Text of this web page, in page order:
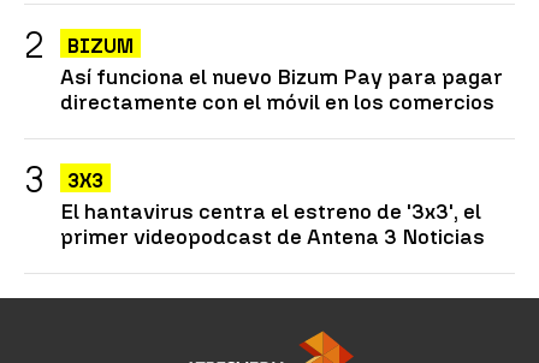
BIZUM
Así funciona el nuevo Bizum Pay para pagar
directamente con el móvil en los comercios
3X3
El hantavirus centra el estreno de '3x3', el
primer videopodcast de Antena 3 Noticias